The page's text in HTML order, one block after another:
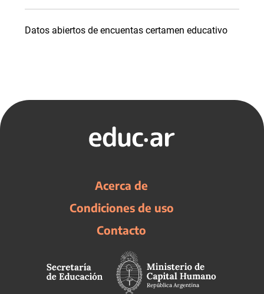
Datos abiertos de encuentas certamen educativo
Acerca de
Condiciones de uso
Contacto